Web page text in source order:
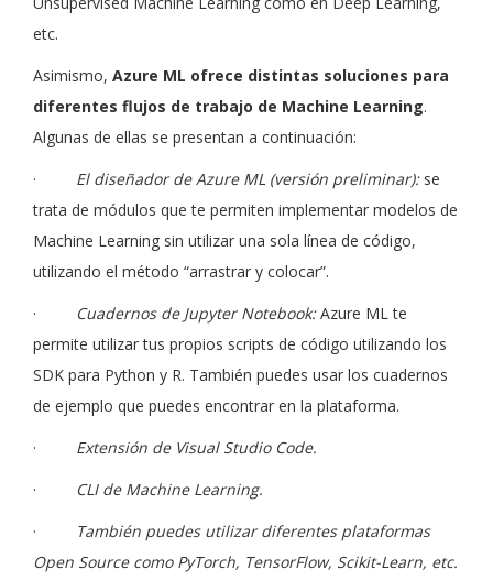
etc.
Asimismo, Azure ML ofrece distintas soluciones para
diferentes flujos de trabajo de Machine Learning.
Algunas de ellas se presentan a continuación:
· El diseñador de Azure ML (versión preliminar):se
trata de módulos que te permiten implementar modelos de
Machine Learning sin utilizar una sola línea de código,
utilizando el método “arrastrar y colocar”.
·
Cuadernos de Jupyter Notebook:Azure ML te
permite utilizar tus propios scripts de código utilizando los
SDK para Python y R. También puedes usar los cuadernos
de ejemplo que puedes encontrar en la plataforma.
· Extensión de Visual Studio Code.
·
CLI de Machine Learning.
·
También puedes utilizar diferentes plataformas
Open Source como PyTorch, TensorFlow, Scikit-Learn, etc.